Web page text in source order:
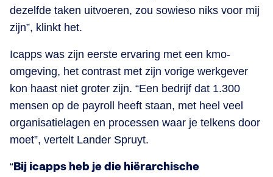
dezelfde taken uitvoeren, zou sowieso niks voor mij
zijn”, klinkt het.
Icapps was zijn eerste ervaring met een kmo-
omgeving, het contrast met zijn vorige werkgever
kon haast niet groter zijn. “Een bedrijf dat 1.300
mensen op de payroll heeft staan, met heel veel
organisatielagen en processen waar je telkens door
moet”, vertelt Lander Spruyt.
“Bij icapps heb je die hiërarchische